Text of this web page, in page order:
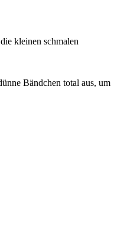
kleinen schmalen
Bändchen total aus, um